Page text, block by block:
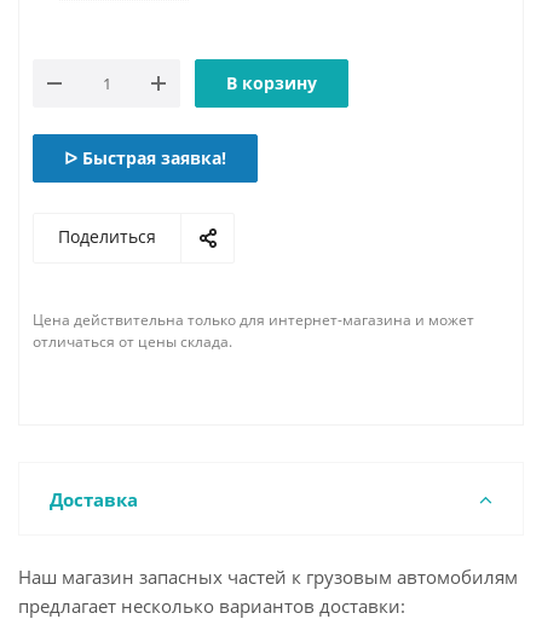
В корзину
ᐅ Быстрая заявка!
Поделиться
Цена действительна только для интернет-магазина и может
отличаться от цены склада.
Доставка
Наш магазин запасных частей к грузовым автомобилям
предлагает несколько вариантов доставки: